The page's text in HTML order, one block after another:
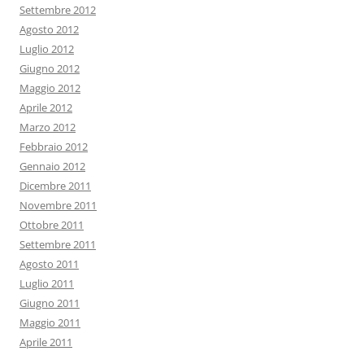
Settembre 2012
Agosto 2012
Luglio 2012
Giugno 2012
Maggio 2012
Aprile 2012
Marzo 2012
Febbraio 2012
Gennaio 2012
Dicembre 2011
Novembre 2011
Ottobre 2011
Settembre 2011
Agosto 2011
Luglio 2011
Giugno 2011
Maggio 2011
Aprile 2011